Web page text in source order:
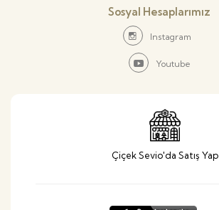
Sosyal Hesaplarımız
Instagram
Youtube
Çiçek Sevio'da Satış Yap